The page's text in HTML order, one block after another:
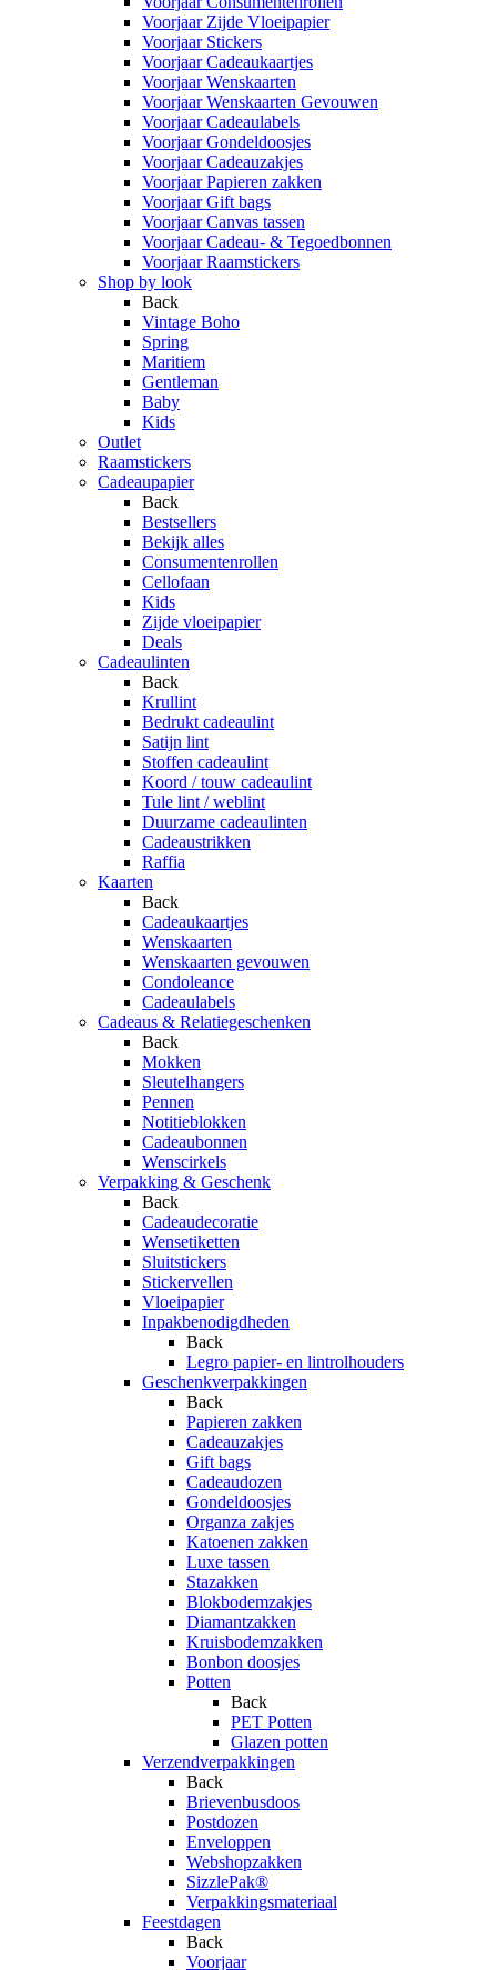
Voorjaar Zijde Vloeipapier
Voorjaar Stickers
Voorjaar Cadeaukaartjes
Voorjaar Wenskaarten
Voorjaar Wenskaarten Gevouwen
Voorjaar Cadeaulabels
Voorjaar Gondeldoosjes
Voorjaar Cadeauzakjes
Voorjaar Papieren zakken
Voorjaar Gift bags
Voorjaar Canvas tassen
Voorjaar Cadeau- & Tegoedbonnen
Voorjaar Raamstickers
Shop by look
Back
Vintage Boho
Spring
Maritiem
Gentleman
Baby
Kids
Outlet
Raamstickers
Cadeaupapier
Back
Bestsellers
Bekijk alles
Consumentenrollen
Cellofaan
Kids
Zijde vloeipapier
Deals
Cadeaulinten
Back
Krullint
Bedrukt cadeaulint
Satijn lint
Stoffen cadeaulint
Koord / touw cadeaulint
Tule lint / weblint
Duurzame cadeaulinten
Cadeaustrikken
Raffia
Kaarten
Back
Cadeaukaartjes
Wenskaarten
Wenskaarten gevouwen
Condoleance
Cadeaulabels
Cadeaus & Relatiegeschenken
Back
Mokken
Sleutelhangers
Pennen
Notitieblokken
Cadeaubonnen
Wenscirkels
Verpakking & Geschenk
Back
Cadeaudecoratie
Wensetiketten
Sluitstickers
Stickervellen
Vloeipapier
Inpakbenodigdheden
Back
Legro papier- en lintrolhouders
Geschenkverpakkingen
Back
Papieren zakken
Cadeauzakjes
Gift bags
Cadeaudozen
Gondeldoosjes
Organza zakjes
Katoenen zakken
Luxe tassen
Stazakken
Blokbodemzakjes
Diamantzakken
Kruisbodemzakken
Bonbon doosjes
Potten
Back
PET Potten
Glazen potten
Verzendverpakkingen
Back
Brievenbusdoos
Postdozen
Enveloppen
Webshopzakken
SizzlePak®
Verpakkingsmateriaal
Feestdagen
Back
Voorjaar